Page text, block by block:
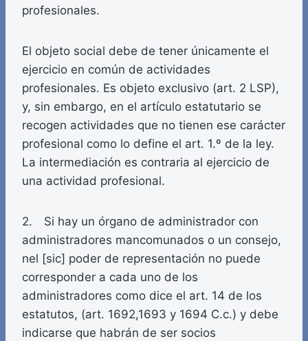
profesionales.
El objeto social debe de tener únicamente el
ejercicio en común de actividades
profesionales. Es objeto exclusivo (art. 2 LSP),
y, sin embargo, en el artículo estatutario se
recogen actividades que no tienen ese carácter
profesional como lo define el art. 1.º de la ley.
La intermediación es contraria al ejercicio de
una actividad profesional.
2. Si hay un órgano de administrador con
administradores mancomunados o un consejo,
nel [sic] poder de representación no puede
corresponder a cada uno de los
administradores como dice el art. 14 de los
estatutos, (art. 1692,1693 y 1694 C.c.) y debe
indicarse que habrán de ser socios